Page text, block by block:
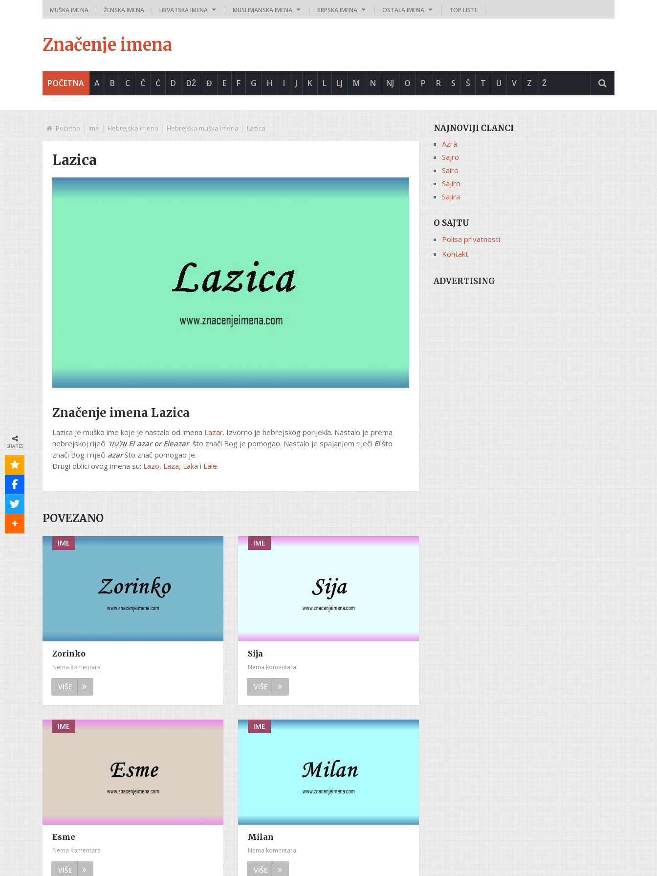
MUŠKA IMENA ŽENSKA IMENA HRVATSKA IMENA MUSLIMANSKA IMENA SRPSKA IMENA OSTALA IMENA TOP LISTE
Značenje imena
POČETNA A B C Č Ć D DŽ Đ E F G H I J K L LJ M N NJ O P R S Š T U V Z Ž
Početna Ime Hebrejska imena Hebrejska muška imena Lazica
Lazica
Značenje imena Lazica
Lazica je muško ime koje je nastalo od imena Lazar. Izvorno je hebrejskog porijekla. Nastalo je prema
hebrejskoj riječi אֶלְעָזָרElʿazar orEleazar što znači Bog je pomogao. Nastalo je spajanjem riječi Elšto
znači Bog i riječi azaršto znač pomogao je.
Drugi oblici ovog imena su: Lazo, Laza, Laka i Lale.
POVEZANO
IME
Zorinko
Nema komentara
VIŠE
IME
Sija
Nema komentara
VIŠE
IME
Esme
Nema komentara
VIŠE
IME
Milan
Nema komentara
VIŠE
NAJNOVIJI ČLANCI
Azra
Sajro
Sairo
Sajiro
Sajira
O SAJTU
Polisa privatnosti
Kontakt
ADVERTISING
SHARES